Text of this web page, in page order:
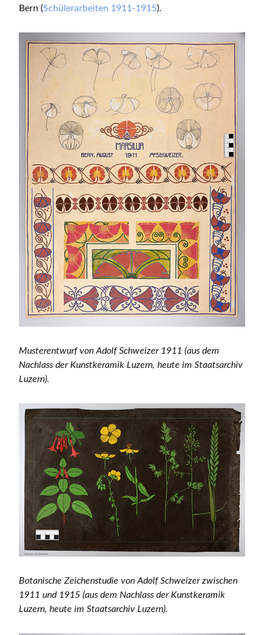
Bern (Schülerarbeiten 1911-1915).
Musterentwurf von Adolf Schweizer 1911 (aus dem
Nachlass der Kunstkeramik Luzern, heute im Staatsarchiv
Luzern).
Botanische Zeichenstudie von Adolf Schweizer zwischen
1911 und 1915 (aus dem Nachlass der Kunstkeramik
Luzern, heute im Staatsarchiv Luzern).